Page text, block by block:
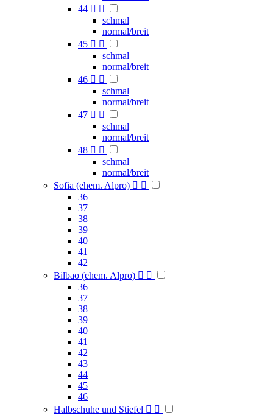
44  
schmal
normal/breit
45  
schmal
normal/breit
46  
schmal
normal/breit
47  
schmal
normal/breit
48  
schmal
normal/breit
Sofia (ehem. Alpro)  
36
37
38
39
40
41
42
Bilbao (ehem. Alpro)  
36
37
38
39
40
41
42
43
44
45
46
Halbschuhe und Stiefel  